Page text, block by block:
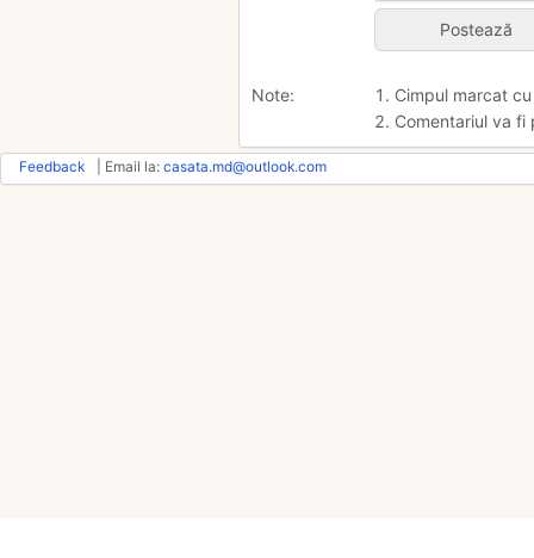
Note:
1. Cimpul marcat
2. Comentariul va
Feedback | Email la: casata.md@outlook.com